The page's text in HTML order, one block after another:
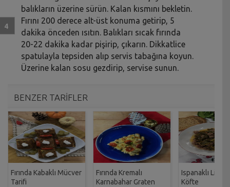
balıkların üzerine sürün. Kalan kısmını bekletin.
Fırını 200 derece alt-üst konuma getirip, 5
dakika önceden ısıtın. Balıkları sıcak fırında
20-22 dakika kadar pişirip, çıkarın. Dikkatlice
spatulayla tepsiden alıp servis tabağına koyun.
Üzerine kalan sosu gezdirip, servise sunun.
BENZER TARİFLER
Fırında Kabaklı Mücver
Tarifi
Fırında Kremalı
Karnabahar Graten
Ispanaklı
Köfte